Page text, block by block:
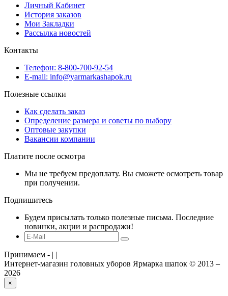
Личный Кабинет
История заказов
Мои Закладки
Рассылка новостей
Контакты
Телефон: 8-800-700-92-54
E-mail: info@yarmarkashapok.ru
Полезные ссылки
Как сделать заказ
Определение размера и советы по выбору
Оптовые закупки
Вакансии компании
Платите после осмотра
Мы не требуем предоплату. Вы сможете осмотреть товар
при получении.
Подпишитесь
Будем присылать только полезные письма. Последние
новинки, акции и распродажи!
Принимаем - | |
Интернет-магазин головных уборов Ярмарка шапок © 2013 –
2026
×